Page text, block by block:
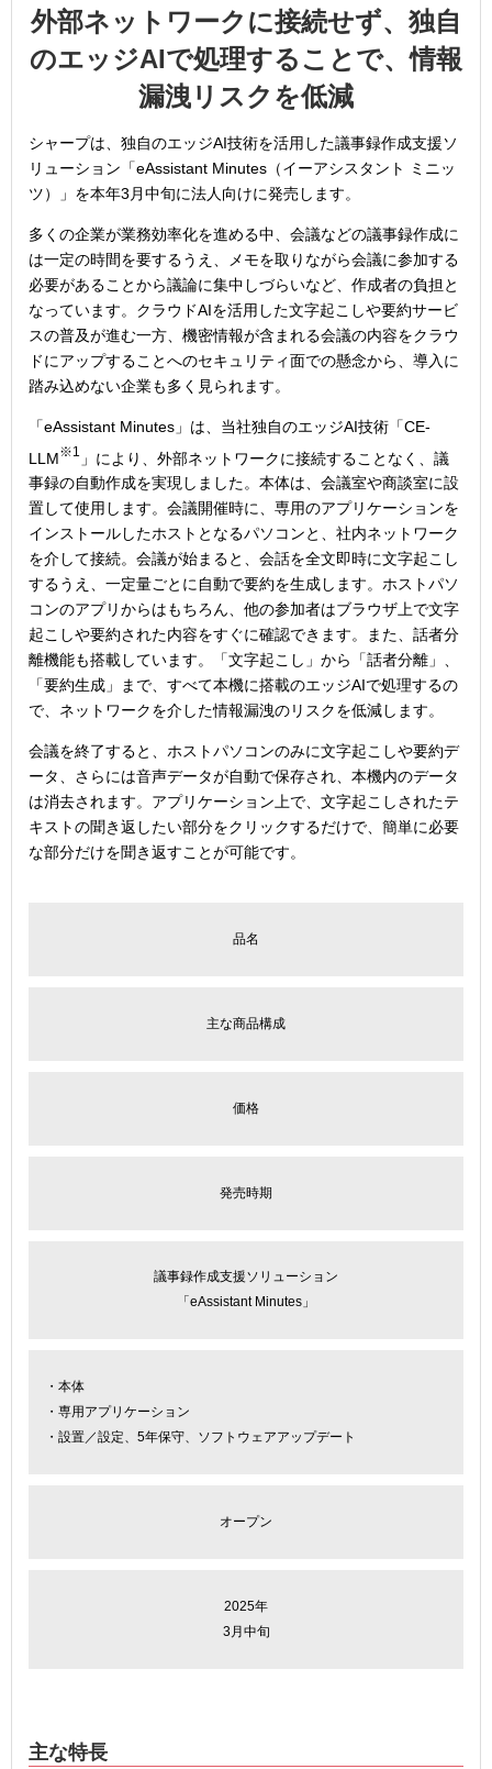
外部ネットワークに接続せず、独自
のエッジAIで処理することで、情報
漏洩リスクを低減
シャープは、独自のエッジAI技術を活用した議事録作成支援ソ
リューション「eAssistant Minutes（イーアシスタント ミニッ
ツ）」を本年3月中旬に法人向けに発売します。
多くの企業が業務効率化を進める中、会議などの議事録作成に
は一定の時間を要するうえ、メモを取りながら会議に参加する
必要があることから議論に集中しづらいなど、作成者の負担と
なっています。クラウドAIを活用した文字起こしや要約サービ
スの普及が進む一方、機密情報が含まれる会議の内容をクラウ
ドにアップすることへのセキュリティ面での懸念から、導入に
踏み込めない企業も多く見られます。
「eAssistant Minutes」は、当社独自のエッジAI技術「CE-
LLM※1 」により、外部ネットワークに接続することなく、議
事録の自動作成を実現しました。本体は、会議室や商談室に設
置して使用します。会議開催時に、専用のアプリケーションを
インストールしたホストとなるパソコンと、社内ネットワーク
を介して接続。会議が始まると、会話を全文即時に文字起こし
するうえ、一定量ごとに自動で要約を生成します。ホストパソ
コンのアプリからはもちろん、他の参加者はブラウザ上で文字
起こしや要約された内容をすぐに確認できます。また、話者分
離機能も搭載しています。「文字起こし」から「話者分離」、
「要約生成」まで、すべて本機に搭載のエッジAIで処理するの
で、ネットワークを介した情報漏洩のリスクを低減します。
会議を終了すると、ホストパソコンのみに文字起こしや要約デ
ータ、さらには音声データが自動で保存され、本機内のデータ
は消去されます。アプリケーション上で、文字起こしされたテ
キストの聞き返したい部分をクリックするだけで、簡単に必要
な部分だけを聞き返すことが可能です。
品名
主な商品構成
価格
発売時期
議事録作成支援ソリューション
「eAssistant Minutes」
・本体
・専用アプリケーション
・設置／設定、5年保守、ソフトウェアアップデート
オープン
2025年
3月中旬
主な特長